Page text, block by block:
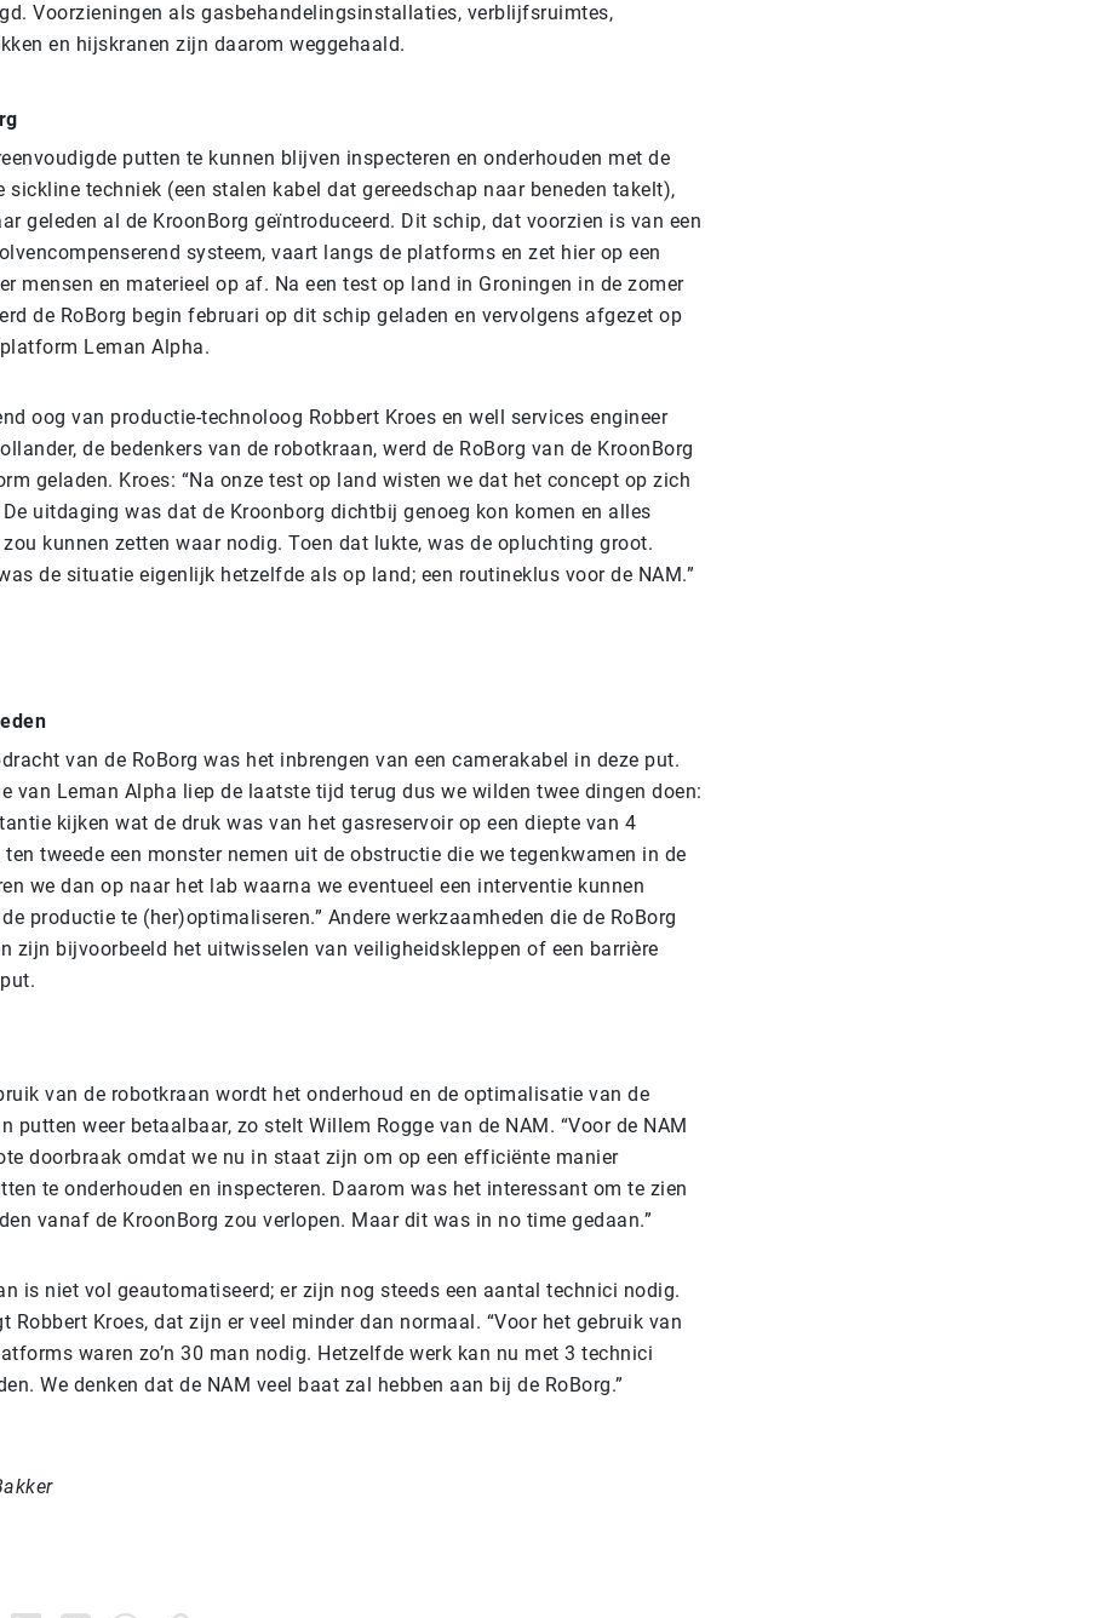
Voorzieningen als gasbehandelingsinstallaties, verblijfsruimtes,
en hijskranen zijn daarom weggehaald.
putten te kunnen blijven inspecteren en onderhouden met de
sickline techniek (een stalen kabel dat gereedschap naar beneden takelt),
geleden al de KroonBorg geïntroduceerd. Dit schip, dat voorzien is van een
systeem, vaart langs de platforms en zet hier op een
mensen en materieel op af. Na een test op land in Groningen in de zomer
de RoBorg begin februari op dit schip geladen en vervolgens afgezet op
Leman Alpha.
oog van productie-technoloog Robbert Kroes en well services engineer
de bedenkers van de robotkraan, werd de RoBorg van de KroonBorg
geladen. Kroes: “Na onze test op land wisten we dat het concept op zich
uitdaging was dat de Kroonborg dichtbij genoeg kon komen en alles
zou kunnen zetten waar nodig. Toen dat lukte, was de opluchting groot.
de situatie eigenlijk hetzelfde als op land; een routineklus voor de NAM.”
van de RoBorg was het inbrengen van een camerakabel in deze put.
van Leman Alpha liep de laatste tijd terug dus we wilden twee dingen doen:
kijken wat de druk was van het gasreservoir op een diepte van 4
ten tweede een monster nemen uit de obstructie die we tegenkwamen in de
we dan op naar het lab waarna we eventueel een interventie kunnen
productie te (her)optimaliseren.” Andere werkzaamheden die de RoBorg
zijn bijvoorbeeld het uitwisselen van veiligheidskleppen of een barrière
van de robotkraan wordt het onderhoud en de optimalisatie van de
putten weer betaalbaar, zo stelt Willem Rogge van de NAM. “Voor de NAM
doorbraak omdat we nu in staat zijn om op een efficiënte manier
te onderhouden en inspecteren. Daarom was het interessant om te zien
vanaf de KroonBorg zou verlopen. Maar dit was in no time gedaan.”
is niet vol geautomatiseerd; er zijn nog steeds een aantal technici nodig.
Robbert Kroes, dat zijn er veel minder dan normaal. “Voor het gebruik van
waren zo’n 30 man nodig. Hetzelfde werk kan nu met 3 technici
We denken dat de NAM veel baat zal hebben aan bij de RoBorg.”